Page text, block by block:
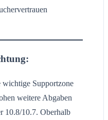
Supportzone
weitere Abgaben
10.8/10.7. Oberhalb